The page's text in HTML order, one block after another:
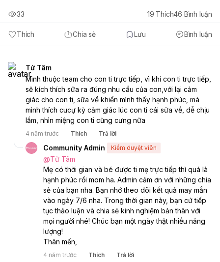
Thích Chia sẻ Lưu Bình luận
33 19 Thích46 Bình luận
Tử Tâm
Mình thuộc team cho con ti trực tiếp, vì khi con ti trực tiếp,
sẽ kích thích sữa ra đúng nhu cầu của con,với lại cảm
giác cho con ti, sữa về khiến mình thấy hạnh phúc, mà
mình thích cucự kỳ cảm giác lúc con ti cái sữa về, dễ chịu
lắm, nhìn miệng con ti cũng cưng nữa
4 năm trước Thích Trả lời
Community Admin Kiểm duyệt viên
@Tử Tâm
Mẹ có thời gian và bé được ti mẹ trực tiếp thì quá là
hạnh phúc rồi mom ha. Admin cảm ơn với những chia
sẻ của bạn nha. Bạn nhớ theo dõi kết quả may mắn
vào ngày 7/6 nha. Trong thời gian này, bạn cứ tiếp
tục thảo luận và chia sẻ kinh nghiệm bản thân với
mọi người nhé! Chúc bạn một ngày thật nhiều năng
lượng!
Thân mến,
4 năm trước Thích Trả lời